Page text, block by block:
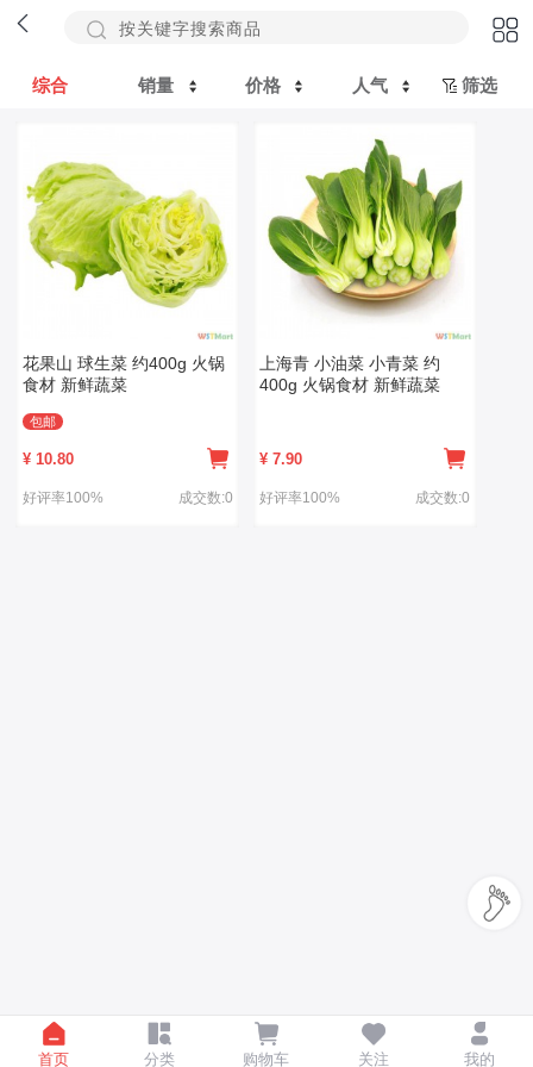
综合 销量 价格 人气 筛选
花果山 球生菜 约400g 火锅
食材 新鲜蔬菜
包邮
¥ 10.80
好评率100% 成交数:0
上海青 小油菜 小青菜 约
400g 火锅食材 新鲜蔬菜
¥7.90
好评率100% 成交数:0
首页 分类 购物车 关注 我的